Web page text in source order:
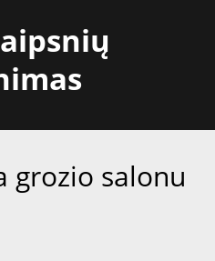
grozio salonu